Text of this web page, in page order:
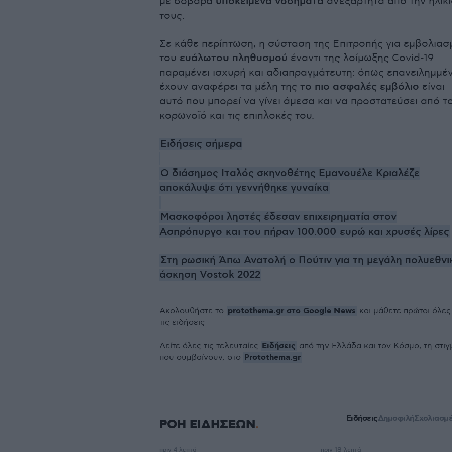
τους.
Σε κάθε περίπτωση, η σύσταση της Επιτροπής για
του ευάλωτου πληθυσμού έναντι της λοίμωξης Covid-19
παραμένει ισχυρή και αδιαπραγμάτευτη: όπως
έχουν αναφέρει τα μέλη της το πιο ασφαλές εμβόλιο είναι
αυτό που μπορεί να γίνει άμεσα και να προστατεύσει από
κορωνοϊό και τις επιπλοκές του.
Ειδήσεις σήμερα
Ο διάσημος Ιταλός σκηνοθέτης Εμανουέλε Κριαλέζε
αποκάλυψε ότι γεννήθηκε γυναίκα
Μασκοφόροι ληστές έδεσαν επιχειρηματία στον
Ασπρόπυργο και του πήραν 100.000 ευρώ και χρυσές λίρες
Στη ρωσική Άπω Ανατολή ο Πούτιν για τη μεγάλη
άσκηση Vostok 2022
Ακολουθήστε το protothema.gr στο Google News και μάθετε πρώτοι όλες
τις ειδήσεις
Δείτε όλες τις τελευταίες Ειδήσεις από την Ελλάδα και τον Κόσμο, τη
που συμβαίνουν, στο Protothema.gr
ΡΟΗ ΕΙΔΗΣΕΩΝ ΕιδήσειςΔημοφιλή
πριν 4 λεπτά πριν 18 λεπτά